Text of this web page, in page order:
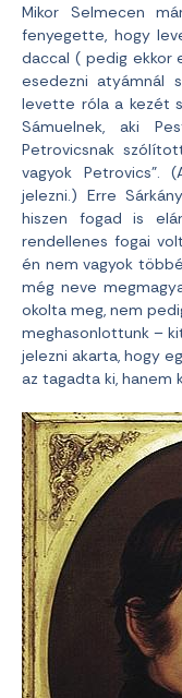
Mikor Selmecen
fenyegette, hogy
daccal ( pedig ekkor
esedezni atyámnál
levette róla a kezét
Sámuelnek, aki
Petrovicsnak
vagyok Petrovics”.
jelezni.) Erre
hiszen fogad is
rendellenes fogai
én nem vagyok
még neve
okolta meg, nem
meghasonlottunk –
jelezni akarta, hogy
az tagadta ki, hanem